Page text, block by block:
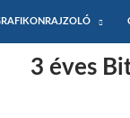
3 éves